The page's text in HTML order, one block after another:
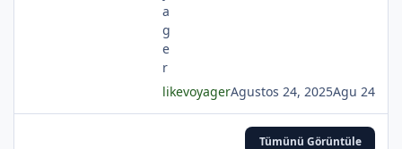
likevoyagerAgustos 24, 2025Agu 24
Tümünü Görüntüle